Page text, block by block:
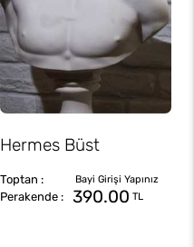
Hermes Büst
390.00 TL